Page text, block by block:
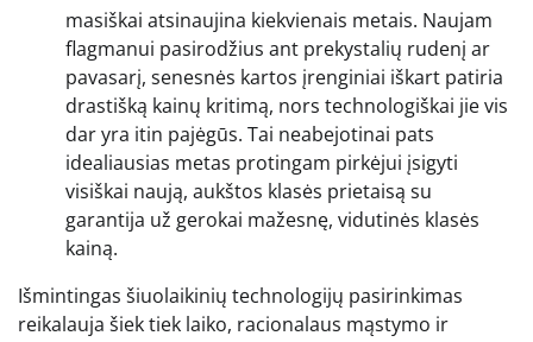
masiškai atsinaujina kiekvienais metais. Naujam
flagmanui pasirodžius ant prekystalių rudenį ar
pavasarį, senesnės kartos įrenginiai iškart patiria
drastišką kainų kritimą, nors technologiškai jie vis
dar yra itin pajėgūs. Tai neabejotinai pats
idealiausias metas protingam pirkėjui įsigyti
visiškai naują, aukštos klasės prietaisą su
garantija už gerokai mažesnę, vidutinės klasės
kainą.
Išmintingas šiuolaikinių technologijų pasirinkimas
reikalauja šiek tiek laiko, racionalaus mąstymo ir